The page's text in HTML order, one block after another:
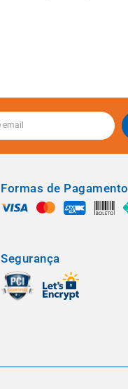
Formas de Pagamento
Segurança